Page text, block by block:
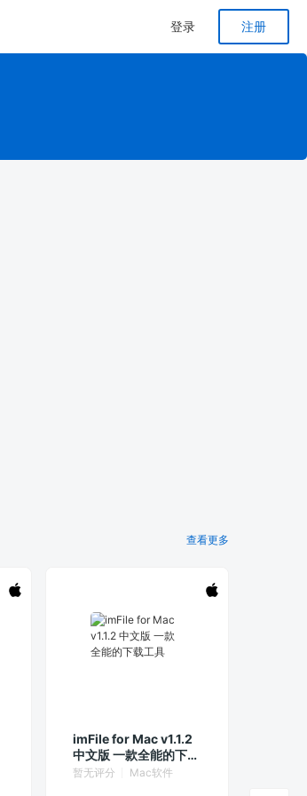
登录 注册
查看更多
imFile for Mac v1.1.2
中文版 一款全能的下载
工具
暂无评分 Mac软件